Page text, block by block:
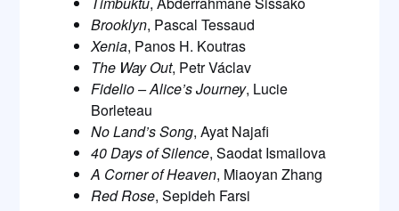
Brooklyn, Pascal Tessaud
Xenia, Panos H. Koutras
The Way Out, Petr Václav
Fidelio – Alice’s Journey, Lucie
Borleteau
No Land’s Song, Ayat Najafi
40 Days of Silence, Saodat Ismailova
A Corner of Heaven, Miaoyan Zhang
Red Rose, Sepideh Farsi